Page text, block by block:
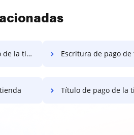
tienda Escritura de pago
Título de pago de la